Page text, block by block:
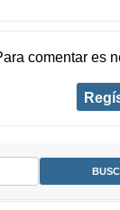
comentar es